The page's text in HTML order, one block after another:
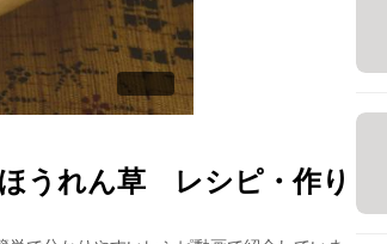
うれん草 レシピ・作り